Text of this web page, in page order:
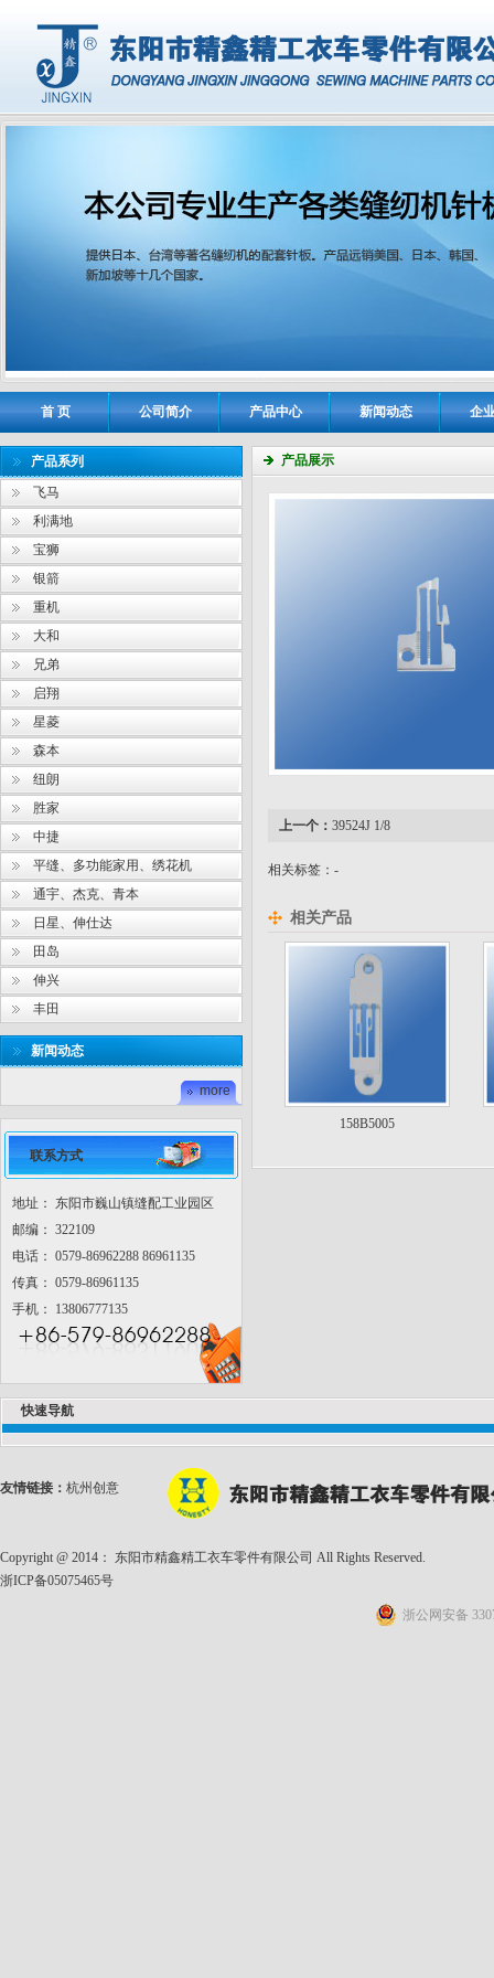
首 页 公司简介 产品中心 新闻动态 企
产品展示
上一个： 39524J 1/8
相关标签：-
相关产品
158B5005
产品系列
飞马
利满地
宝狮
银箭
重机
大和
兄弟
启翔
星菱
森本
纽朗
胜家
中捷
平缝、多功能家用、绣花机
通宇、杰克、青本
日星、伸仕达
田岛
伸兴
丰田
新闻动态
more
联系方式
地址： 东阳市巍山镇缝配工业园区
邮编： 322109
电话： 0579-86962288 86961135
传真： 0579-86961135
手机： 13806777135
快速导航
友情链接： 杭州创意
Copyright @ 2014： 东阳市精鑫精工衣车零件有限公司 All Rights Reserved.
浙ICP备05075465号
浙公网安备